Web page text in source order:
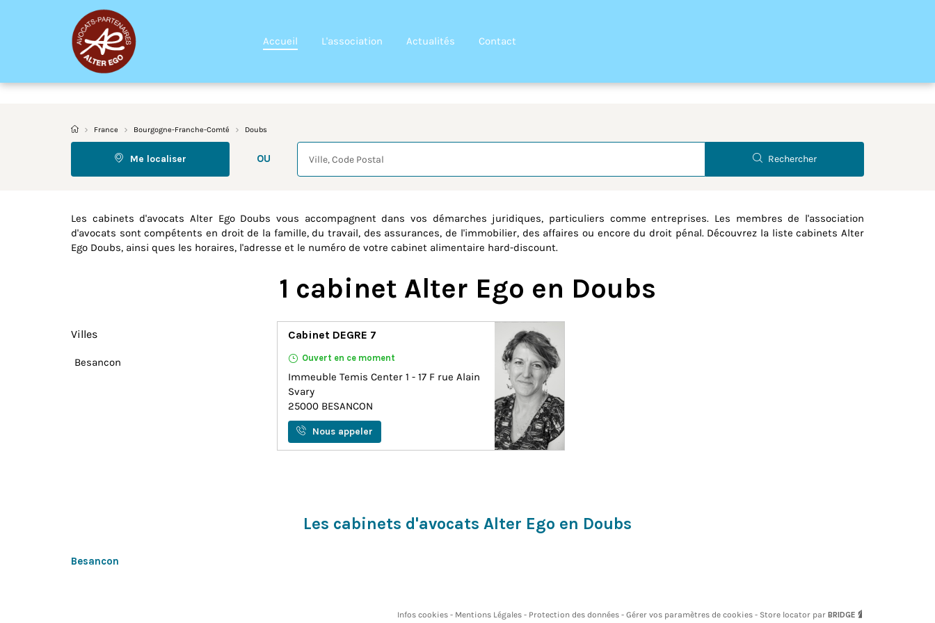
Accueil L'association Actualités Contact
France Bourgogne-Franche-Comté Doubs
Me localiser OU
Requête
Rechercher
Les cabinets d'avocats Alter Ego Doubs vous accompagnent dans vos démarches juridiques, particuliers comme entreprises. Les membres de l'association
d'avocats sont compétents en droit de la famille, du travail, des assurances, de l'immobilier, des affaires ou encore du droit pénal. Découvrez la liste cabinets Alter
Ego Doubs, ainsi ques les horaires, l'adresse et le numéro de votre cabinet alimentaire hard-discount.
1 cabinet Alter Ego en Doubs
Villes
Besancon
Cabinet DEGRE 7
Ouvert en ce moment
Immeuble Temis Center 1 - 17 F rue Alain
Svary
25000 BESANCON
Nous appeler
Les cabinets d'avocats Alter Ego en Doubs
Besancon
Infos cookies Mentions Légales Protection des données Gérer vos paramètres de cookies Store locator par BRIDGE